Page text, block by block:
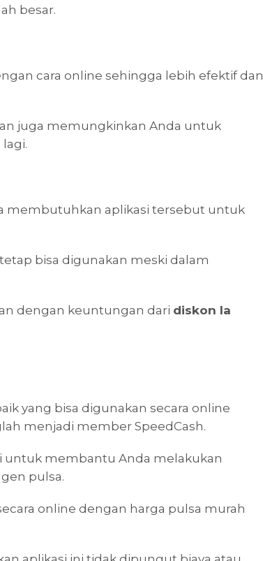
besar.
cara online sehingga lebih efektif dan
juga memungkinkan Anda untuk
membutuhkan aplikasi tersebut untuk
bisa digunakan meski dalam
dengan keuntungan dari diskon la
yang bisa digunakan secara online
menjadi member SpeedCash.
untuk membantu Anda melakukan
pulsa.
online dengan harga pulsa murah